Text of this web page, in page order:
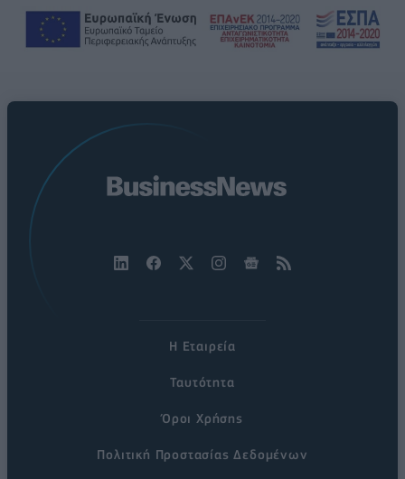
Η Εταιρεία
Ταυτότητα
Όροι Χρήσης
Πολιτική Προστασίας Δεδομένων